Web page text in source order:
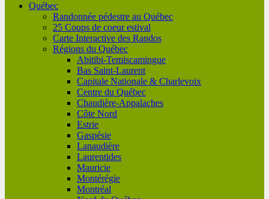
Québec
Randonnée pédestre au Québec
25 Coups de coeur estival
Carte Interactive des Randos
Régions du Québec
Abitibi-Temiscamingue
Bas Saint-Laurent
Capitale Nationale & Charlevoix
Centre du Québec
Chaudière-Appalaches
Côte Nord
Estrie
Gaspésie
Lanaudière
Laurentides
Mauricie
Montérégie
Montréal